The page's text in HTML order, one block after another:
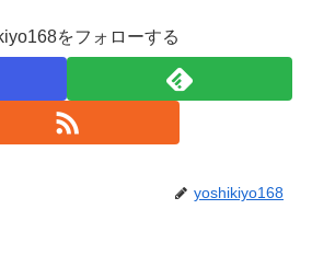
をフォローする
yoshikiyo168